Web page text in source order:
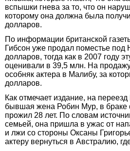
вспышки гнева за то, что он
которому она должна была
долларов.
По информации британской
Гибсон уже продал поместье
долларов, тогда как в 2007 году
оценивали в 39,5 млн. На
особняк актера в Малибу, за
долларов.
Как отмечает издание, на
бывшая жена Робин Мур, в браке
прожил 28 лет. По словам
семьей, она пришла в ужас от
и лжи со стороны Оксаны
актеру вернуться в Австралию,